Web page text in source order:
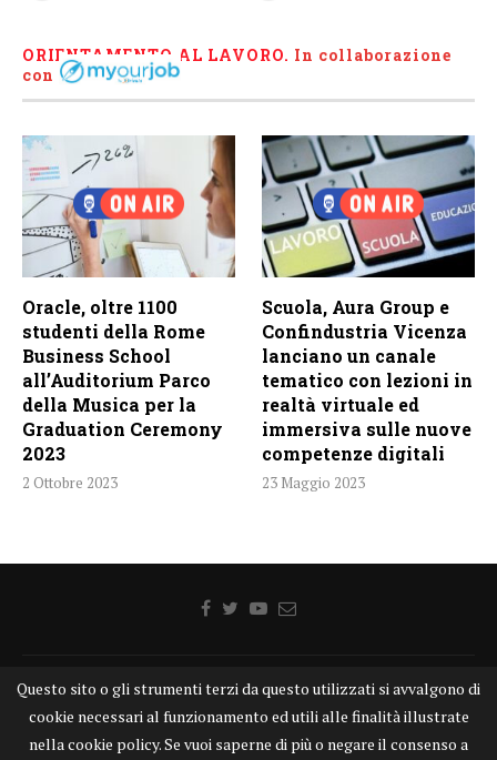
ORIENTAMENTO AL LAVORO. In collaborazione
con
Oracle, oltre 1100
studenti della Rome
Business School
all’Auditorium Parco
della Musica per la
Graduation Ceremony
2023
2 Ottobre 2023
Scuola, Aura Group e
Confindustria Vicenza
lanciano un canale
tematico con lezioni in
realtà virtuale ed
immersiva sulle nuove
competenze digitali
23 Maggio 2023
Home Chi siamo Disclaimer Cookie Contatti
Privacy Policy KONGTV
Questo sito o gli strumenti terzi da questo utilizzati si avvalgono di
cookie necessari al funzionamento ed utili alle finalità illustrate
nella cookie policy. Se vuoi saperne di più o negare il consenso a